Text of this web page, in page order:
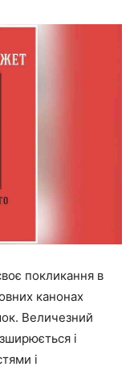
покликання в
канонах
Величезний
і
і